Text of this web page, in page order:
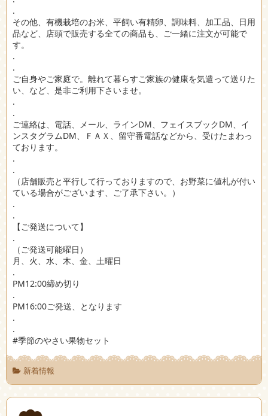
.
その他、有機栽培のお米、平飼い有精卵、調味料、加工品、日用
品など、店頭で販売する全ての商品も、ご一緒に注文が可能で
す。
.
.
ご自身やご家庭で。離れて暮らすご家族の健康を気遣って送りた
い、など、是非ご利用下さいませ。
.
.
ご連絡は、電話、メール、ラインDM、フェイスブックDM、イ
ンスタグラムDM、ＦＡＸ、留守番電話などから、受けたまわっ
ております。
.
.
（店舗販売と平行して行っておりますので、お野菜に値札が付い
ている場合がございます、ご了承下さい。）
.
.
【ご発送について】
.
（ご発送可能曜日）
月、火、水、木、金、土曜日
.
PM12:00締め切り
.
PM16:00ご発送、となります
.
.
#季節のやさい果物セット
新着情報